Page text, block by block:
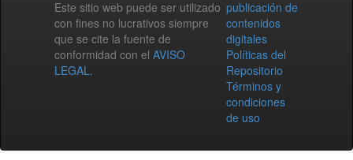
Este sitio web puede ser utilizado
con fines no lucrativos siempre
que se cite la fuente de
conformidad con el AVISO
LEGAL.
publicación de
contenidos
digitales
Políticas del
Repositorio
Términos y
condiciones
de uso